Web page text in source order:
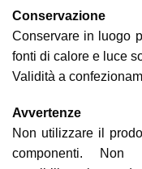
Conservazione
Conservare in luogo
fonti di calore e luce
Validità a
Avvertenze
Non utilizzare il
componenti.